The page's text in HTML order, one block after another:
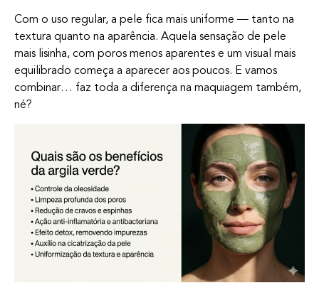
Com o uso regular, a pele fica mais uniforme — tanto na
textura quanto na aparência. Aquela sensação de pele
mais lisinha, com poros menos aparentes e um visual mais
equilibrado começa a aparecer aos poucos. E vamos
combinar… faz toda a diferença na maquiagem também,
né?